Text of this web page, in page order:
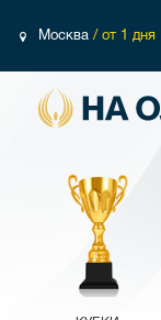
Москва / от 1 дня